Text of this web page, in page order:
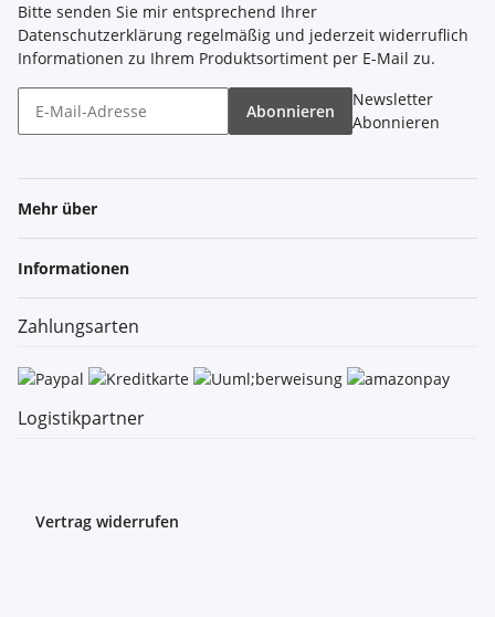
Bitte senden Sie mir entsprechend Ihrer
Datenschutzerklärung regelmäßig und jederzeit widerruflich
Informationen zu Ihrem Produktsortiment per E-Mail zu.
Abonnieren
Newsletter
Abonnieren
Mehr über
Informationen
Zahlungsarten
Logistikpartner
Vertrag widerrufen